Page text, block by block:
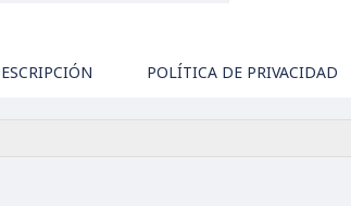
POLÍTICA DE PRIVACIDAD